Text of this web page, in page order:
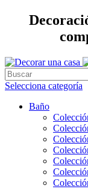
Selecciona categoría
Baño